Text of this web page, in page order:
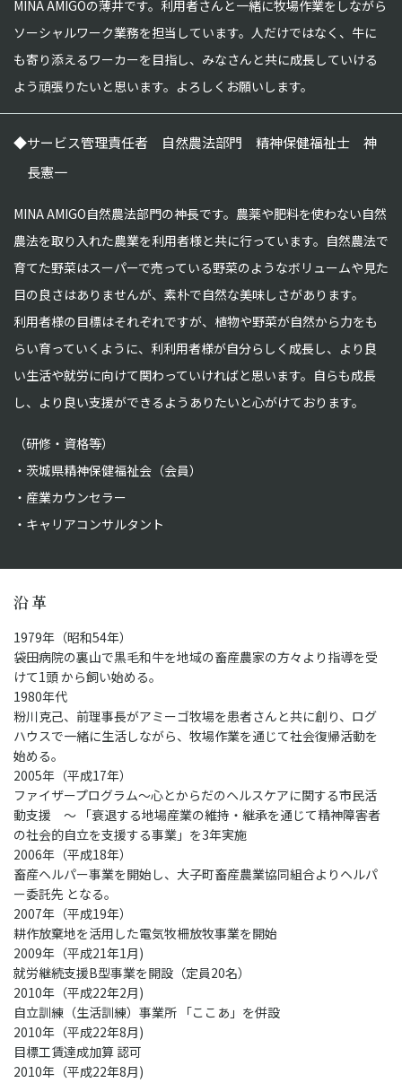
MINA AMIGOの薄井です。利用者さんと一緒に牧場作業をしながら
ソーシャルワーク業務を担当しています。人だけではなく、牛に
も寄り添えるワーカーを目指し、みなさんと共に成長していける
よう頑張りたいと思います。よろしくお願いします。
◆サービス管理責任者 自然農法部門 精神保健福祉士 神
長憲一
MINA AMIGO自然農法部門の神長です。農薬や肥料を使わない自然
農法を取り入れた農業を利用者様と共に行っています。自然農法で
育てた野菜はスーパーで売っている野菜のようなボリュームや見た
目の良さはありませんが、素朴で自然な美味しさがあります。
利用者様の目標はそれぞれですが、植物や野菜が自然から力をも
らい育っていくように、利利用者様が自分らしく成長し、より良
い生活や就労に向けて関わっていければと思います。自らも成長
し、より良い支援ができるようありたいと心がけております。
（研修・資格等）
茨城県精神保健福祉会（会員）
産業カウンセラー
キャリアコンサルタント
沿革
1979年（昭和54年）
袋田病院の裏山で黒毛和牛を地域の畜産農家の方々より指導を受
けて1頭 から飼い始める。
1980年代
粉川克己、前理事長がアミーゴ牧場を患者さんと共に創り、ログ
ハウスで一緒に生活しながら、牧場作業を通じて社会復帰活動を
始める。
2005年（平成17年）
ファイザープログラム～心とからだのヘルスケアに関する市民活
動支援 ～ 「衰退する地場産業の維持・継承を通じて精神障害者
の社会的自立を支援する事業」を3年実施
2006年（平成18年）
畜産ヘルパー事業を開始し、大子町畜産農業協同組合よりヘルパ
ー委託先 となる。
2007年（平成19年）
耕作放棄地を活用した電気牧柵放牧事業を開始
2009年（平成21年1月)
就労継続支援B型事業を開設（定員20名）
2010年（平成22年2月)
自立訓練（生活訓練）事業所 「ここあ」を併設
2010年（平成22年8月)
目標工賃達成加算 認可
2010年（平成22年8月)